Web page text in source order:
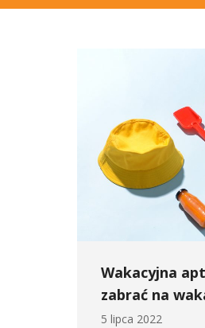
Wakacyjna
zabrać na
5 lipca 2022